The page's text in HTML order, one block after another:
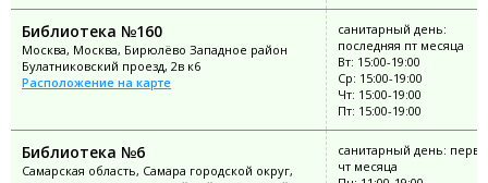
Библиотека №160
Москва, Москва, Бирюлёво Западное район
Булатниковский проезд, 2в к6
Расположение на карте
санитарный день:
последняя пт месяца
Вт: 15:00-19:00
Ср: 15:00-19:00
Чт: 15:00-19:00
Пт: 15:00-19:00
Библиотека №6
Самарская область, Самара городской округ,
санитарный день:
чт месяца